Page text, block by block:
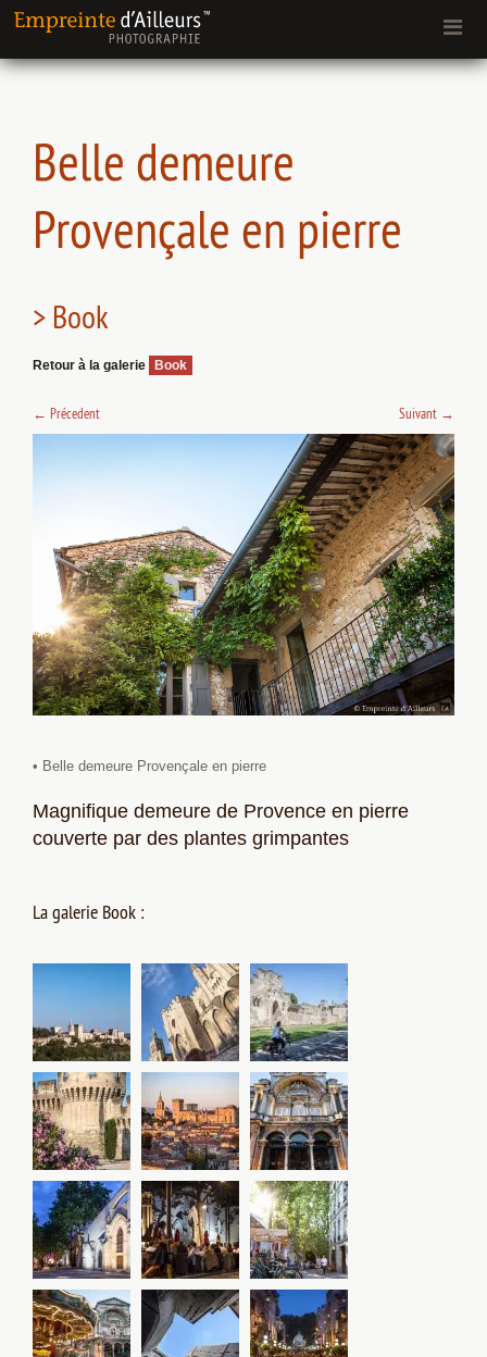
Belle demeure
Provençale en pierre
> Book
Retour à la galerie Book
← Précedent Suivant →
• Belle demeure Provençale en pierre
Magnifique demeure de Provence en pierre
couverte par des plantes grimpantes
La galerie Book :